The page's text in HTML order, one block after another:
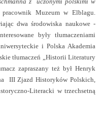
pracownik Muzeum w Elblagu.
dwa środowiska naukowe -
były tłumaczeniami
i Polska Akademia
tłumaczeń „Historii Literatury
zapraszany też był Henryk
III Zjazd Historyków Polskich,
Literacki w trzechsetną